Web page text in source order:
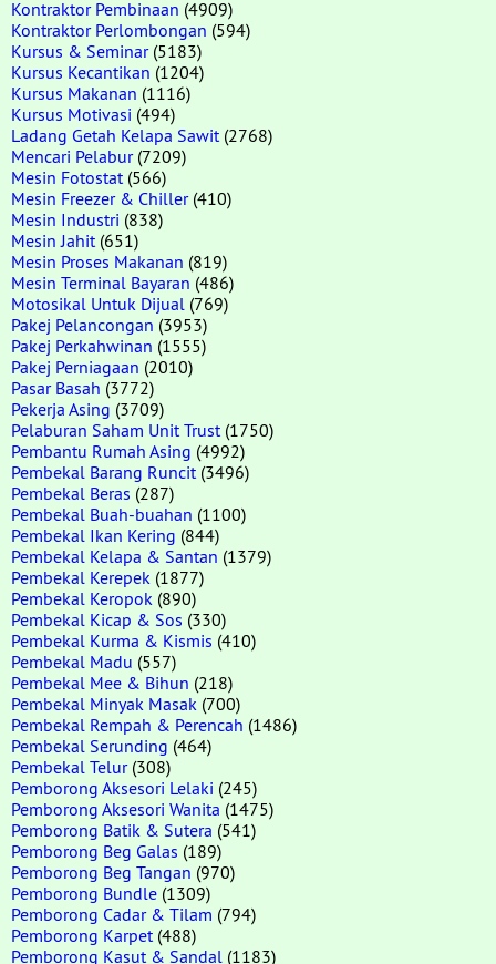
Kontraktor Pembinaan (4909)
Kontraktor Perlombongan (594)
Kursus & Seminar(5183)
Kursus Kecantikan (1204)
Kursus Makanan (1116)
Kursus Motivasi (494)
Ladang Getah Kelapa Sawit (2768)
Mencari Pelabur(7209)
Mesin Fotostat (566)
Mesin Freezer & Chiller(410)
Mesin Industri (838)
Mesin Jahit (651)
Mesin Proses Makanan (819)
Mesin Terminal Bayaran (486)
Motosikal Untuk Dijual (769)
Pakej Pelancongan (3953)
Pakej Perkahwinan (1555)
Pakej Perniagaan (2010)
Pasar Basah (3772)
Pekerja Asing (3709)
Pelaburan Saham Unit Trust (1750)
Pembantu Rumah Asing (4992)
Pembekal Barang Runcit (3496)
Pembekal Beras (287)
Pembekal Buah-buahan (1100)
Pembekal Ikan Kering (844)
Pembekal Kelapa & Santan (1379)
Pembekal Kerepek (1877)
Pembekal Keropok (890)
Pembekal Kicap & Sos (330)
Pembekal Kurma & Kismis (410)
Pembekal Madu (557)
Pembekal Mee & Bihun (218)
Pembekal Minyak Masak (700)
Pembekal Rempah & Perencah (1486)
Pembekal Serunding (464)
Pembekal Telur(308)
Pemborong Aksesori Lelaki (245)
Pemborong Aksesori Wanita (1475)
Pemborong Batik & Sutera (541)
Pemborong Beg Galas (189)
Pemborong Beg Tangan (970)
Pemborong Bundle (1309)
Pemborong Cadar & Tilam (794)
Pemborong Karpet (488)
Pemborong Kasut & Sandal (1183)